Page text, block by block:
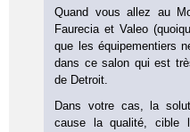
Quand vous allez au
Faurecia et Valeo
que les équipementiers
dans ce salon qui est
de Detroit.
Dans votre cas, la
cause la qualité, cible